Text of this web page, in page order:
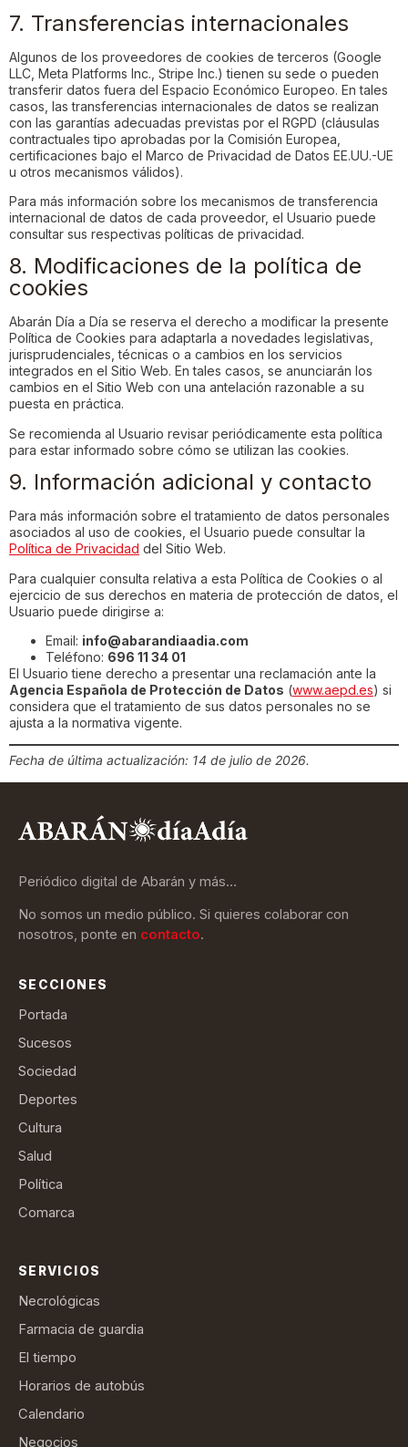
7. Transferencias internacionales
Algunos de los proveedores de cookies de terceros (Google
LLC, Meta Platforms Inc., Stripe Inc.) tienen su sede o pueden
transferir datos fuera del Espacio Económico Europeo. En tales
casos, las transferencias internacionales de datos se realizan
con las garantías adecuadas previstas por el RGPD (cláusulas
contractuales tipo aprobadas por la Comisión Europea,
certificaciones bajo el Marco de Privacidad de Datos EE.UU.-UE
u otros mecanismos válidos).
Para más información sobre los mecanismos de transferencia
internacional de datos de cada proveedor, el Usuario puede
consultar sus respectivas políticas de privacidad.
8. Modificaciones de la política de
cookies
Abarán Día a Día se reserva el derecho a modificar la presente
Política de Cookies para adaptarla a novedades legislativas,
jurisprudenciales, técnicas o a cambios en los servicios
integrados en el Sitio Web. En tales casos, se anunciarán los
cambios en el Sitio Web con una antelación razonable a su
puesta en práctica.
Se recomienda al Usuario revisar periódicamente esta política
para estar informado sobre cómo se utilizan las cookies.
9. Información adicional y contacto
Para más información sobre el tratamiento de datos personales
asociados al uso de cookies, el Usuario puede consultar la
Política de Privacidad del Sitio Web.
Para cualquier consulta relativa a esta Política de Cookies o al
ejercicio de sus derechos en materia de protección de datos, el
Usuario puede dirigirse a:
Email: info@abarandiaadia.com
Teléfono: 696 11 34 01
El Usuario tiene derecho a presentar una reclamación ante la
Agencia Española de Protección de Datos (www.aepd.es) si
considera que el tratamiento de sus datos personales no se
ajusta a la normativa vigente.
Fecha de última actualización: 14 de julio de 2026.
Periódico digital de Abarán y más…
No somos un medio público. Si quieres colaborar con
nosotros, ponte en contacto.
SECCIONES
Portada
Sucesos
Sociedad
Deportes
Cultura
Salud
Política
Comarca
SERVICIOS
Necrológicas
Farmacia de guardia
El tiempo
Horarios de autobús
Calendario
Negocios